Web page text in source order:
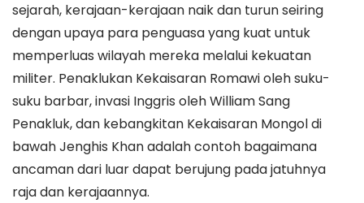
sejarah, kerajaan-kerajaan naik dan turun seiring
dengan upaya para penguasa yang kuat untuk
memperluas wilayah mereka melalui kekuatan
militer. Penaklukan Kekaisaran Romawi oleh suku-
suku barbar, invasi Inggris oleh William Sang
Penakluk, dan kebangkitan Kekaisaran Mongol di
bawah Jenghis Khan adalah contoh bagaimana
ancaman dari luar dapat berujung pada jatuhnya
raja dan kerajaannya.